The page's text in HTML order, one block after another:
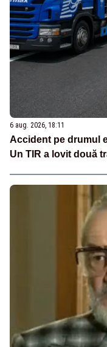
6 aug. 2026, 18:11
Accident pe drumul
Un TIR a lovit două